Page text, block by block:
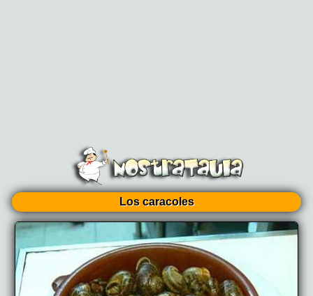
Los caracoles